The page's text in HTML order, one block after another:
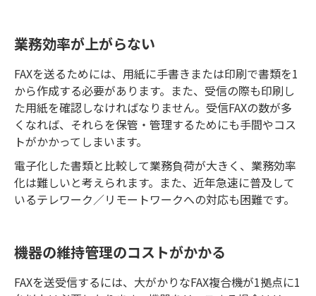
業務効率が上がらない
FAXを送るためには、用紙に手書きまたは印刷で書類を1
から作成する必要があります。また、受信の際も印刷し
た用紙を確認しなければなりません。受信FAXの数が多
くなれば、それらを保管・管理するためにも手間やコス
トがかかってしまいます。
電子化した書類と比較して業務負荷が大きく、業務効率
化は難しいと考えられます。また、近年急速に普及して
いるテレワーク／リモートワークへの対応も困難です。
機器の維持管理のコストがかかる
FAXを送受信するには、大がかりなFAX複合機が1拠点に1